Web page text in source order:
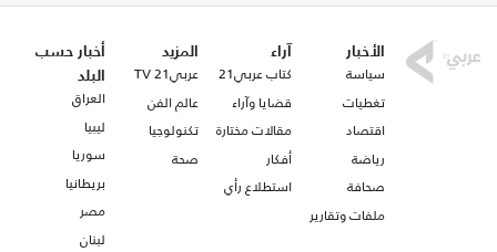
الأخبار
سياسة
تغطيات
اقتصاد
رياضة
صحافة
ملفات وتقارير
آراء
كتاب عربي21
قضايا وآراء
مقالات مختارة
أفكار
استطلاع رأي
المزيد
عربي21 TV
عالم الفن
تكنولوجيا
صحة
أخبار حسب
البلد
العراق
ليبيا
سوريا
بريطانيا
مصر
لبنان